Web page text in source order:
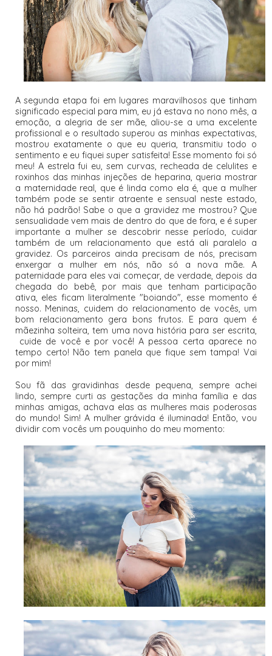
A segunda etapa foi em lugares maravilhosos que tinham
significado especial para mim, eu já estava no nono mês, a
emoção, a alegria de ser mãe, aliou-se a uma excelente
profissional e o resultado superou as minhas expectativas,
mostrou exatamente o que eu queria, transmitiu todo o
sentimento e eu fiquei super satisfeita! Esse momento foi só
meu! A estrela fui eu, sem curvas, recheada de celulites e
roxinhos das minhas injeções de heparina, queria mostrar
a maternidade real, que é linda como ela é, que a mulher
também pode se sentir atraente e sensual neste estado,
não há padrão! Sabe o que a gravidez me mostrou? Que
sensualidade vem mais de dentro do que de fora, e é super
importante a mulher se descobrir nesse período, cuidar
também de um relacionamento que está ali paralelo a
gravidez. Os parceiros ainda precisam de nós, precisam
enxergar a mulher em nós, não só a nova mãe. A
paternidade para eles vai começar, de verdade, depois da
chegada do bebê, por mais que tenham participação
ativa, eles ficam literalmente "boiando", esse momento é
nosso. Meninas, cuidem do relacionamento de vocês, um
bom relacionamento gera bons frutos. E para quem é
mãezinha solteira, tem uma nova história para ser escrita,
cuide de você e por você! A pessoa certa aparece no
tempo certo! Não tem panela que fique sem tampa! Vai
por mim!
Sou fã das gravidinhas desde pequena, sempre achei
lindo, sempre curti as gestações da minha família e das
minhas amigas, achava elas as mulheres mais poderosas
do mundo! Sim! A mulher grávida é iluminada! Então, vou
dividir com vocês um pouquinho do meu momento: